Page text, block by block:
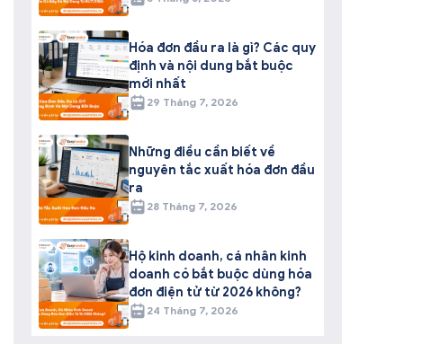
Hóa đơn đầu ra là gì? Các quy
định và nội dung bắt buộc
mới nhất
29 Tháng 7, 2026
Những điều cần biết về
nguyên tắc xuất hóa đơn đầu
ra
28 Tháng 7, 2026
Hộ kinh doanh, cá nhân kinh
doanh có bắt buộc dùng hóa
đơn điện tử từ 2026 không?
24 Tháng 7, 2026